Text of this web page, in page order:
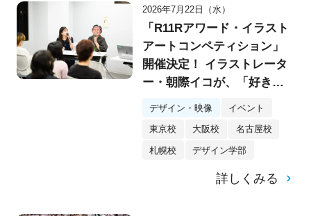
2026年7月22日（水）
「R11Rアワード・イラスト
アートコンペティション」
開催決定！ イラストレータ
ー・朝際イコが、「好き」
をブランドに変える思考法
デザイン・映像 イベント
東京校 大阪校 名古屋校
札幌校 デザイン学部
詳しくみる